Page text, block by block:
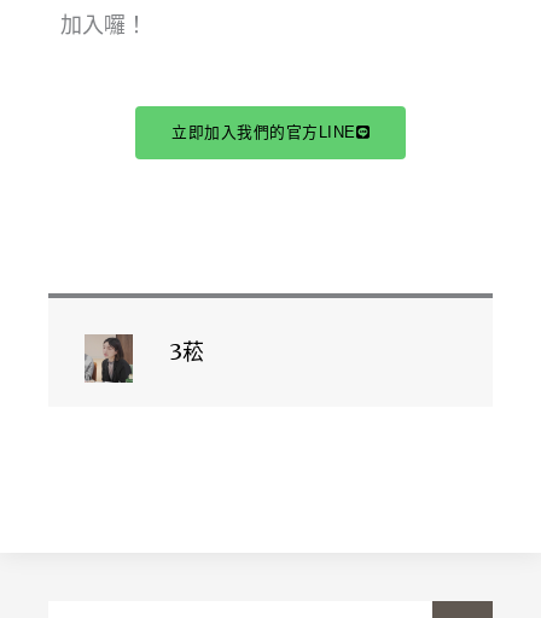
加入囉！
立即加入我們的官方LINE
3菘